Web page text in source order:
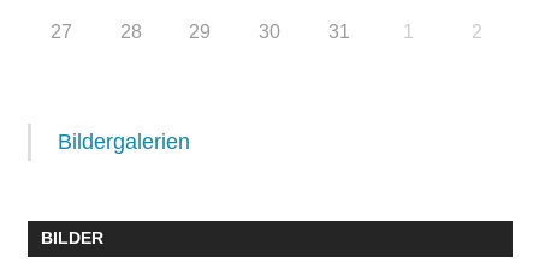
27 28 29 30 31 1 2
Bildergalerien
BILDER